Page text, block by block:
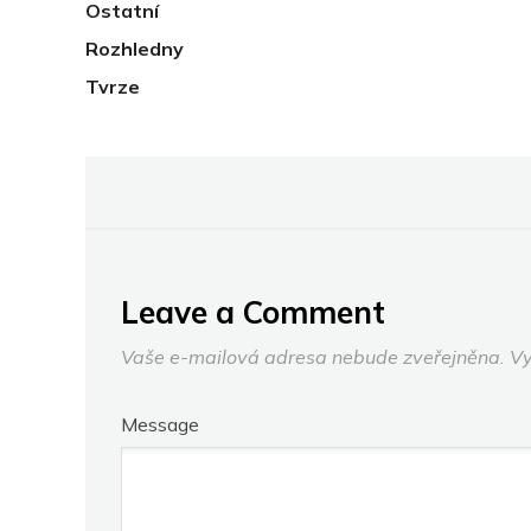
Ostatní
Rozhledny
Tvrze
Leave a Comment
Vaše e-mailová adresa nebude zveřejněna.
Message